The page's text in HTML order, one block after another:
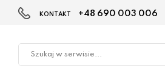
w
KONTAKT +48 690 003 006